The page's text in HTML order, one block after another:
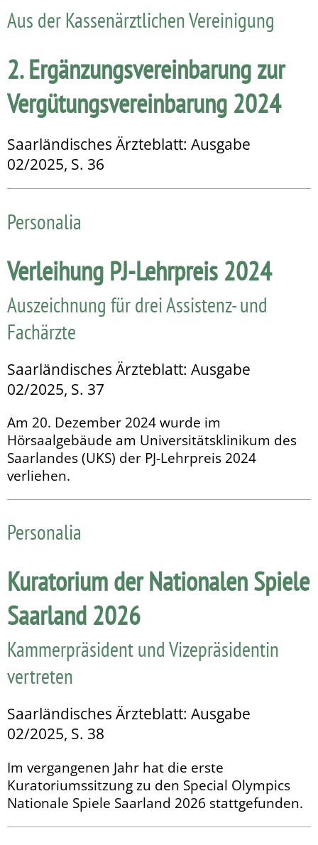
Aus der Kassenärztlichen Vereinigung
2. Ergänzungsvereinbarung zur
Vergütungsvereinbarung 2024
Saarländisches Ärzteblatt: Ausgabe
02/2025, S. 36
Personalia
Verleihung PJ-Lehrpreis 2024
Auszeichnung für drei Assistenz- und
Fachärzte
Saarländisches Ärzteblatt: Ausgabe
02/2025, S. 37
Am 20. Dezember 2024 wurde im
Hörsaalgebäude am Uni­versitätsklinikum des
Saarlandes (UKS) der PJ-Lehrpreis 2024
verliehen.
Personalia
Kuratorium der Nationalen Spiele
Saarland 2026
Kammerpräsident und Vizepräsidentin
vertreten
Saarländisches Ärzteblatt: Ausgabe
02/2025, S. 38
Im vergangenen Jahr hat die erste
Kuratoriumssitzung zu den Special Olympics
Nationale Spiele Saarland 2026 stattgefunden.